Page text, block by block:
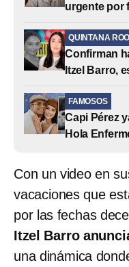
urgente por
QUINTANA ROO
Confirman
Itzel Barro,
FAMOSOS
Capi Pérez
Hola
Con un video en
vacaciones que
por las fechas
Itzel Barro
una dinámica